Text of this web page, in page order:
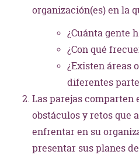
organización(es) en la
¿Cuánta gente
¿Con qué
¿Existen áreas
diferentes
Las parejas comparten
obstáculos y retos que
enfrentar en su
presentar sus planes